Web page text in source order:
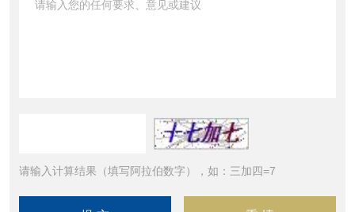
请输入计算结果（填写阿拉伯数字），如：三加四=7